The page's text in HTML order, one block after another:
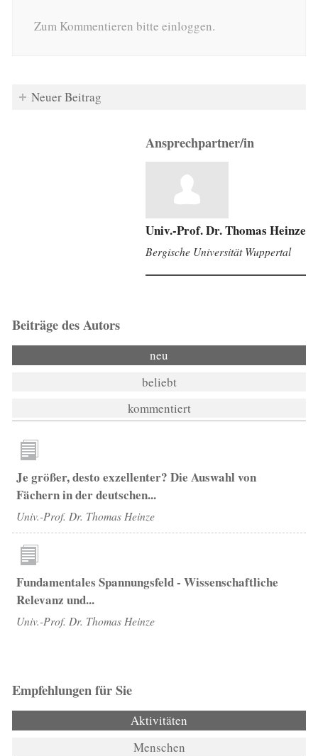
Zum Kommentieren bitte einloggen.
Neuer Beitrag
Ansprechpartner/in
Univ.-Prof. Dr. Thomas Heinze
Bergische Universität Wuppertal
Beiträge des Autors
neu
beliebt
kommentiert
Je größer, desto exzellenter? Die Auswahl von
Fächern in der deutschen...
Univ.-Prof. Dr. Thomas Heinze
Fundamentales Spannungsfeld - Wissenschaftliche
Relevanz und...
Univ.-Prof. Dr. Thomas Heinze
Empfehlungen für Sie
Aktivitäten
Menschen